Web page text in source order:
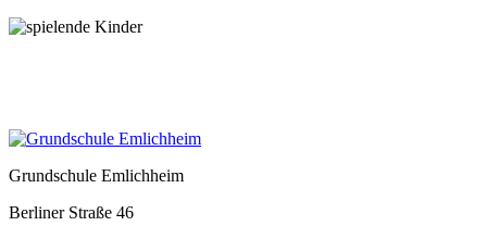
Grundschule Emlichheim
Berliner Straße 46